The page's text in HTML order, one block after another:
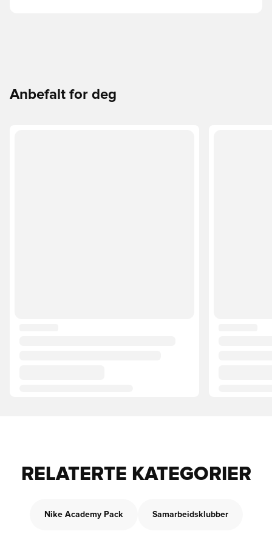
Anbefalt for deg
RELATERTE KATEGORIER
Nike Academy Pack Samarbeidsklubber